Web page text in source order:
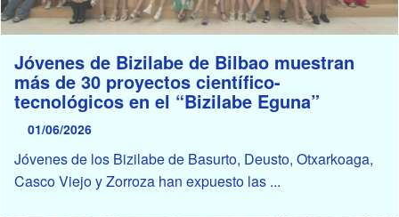
Jóvenes de Bizilabe de Bilbao muestran
más de 30 proyectos científico-
tecnológicos en el “Bizilabe Eguna”
01/06/2026
Jóvenes de los Bizilabe de Basurto, Deusto, Otxarkoaga,
Casco Viejo y Zorroza han expuesto las ...